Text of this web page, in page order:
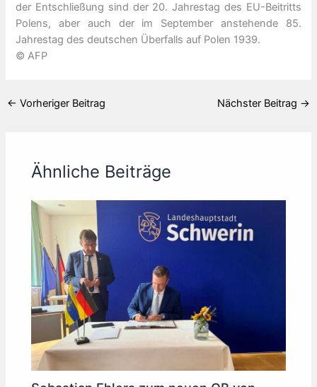
der Entschließung sind der 20. Jahrestag des EU-Beitritts
Polens, aber auch der im September anstehende 85.
Jahrestag des deutschen Überfalls auf Polen 1939.
© AFP
← Vorheriger Beitrag Nächster Beitrag →
Ähnliche Beiträge